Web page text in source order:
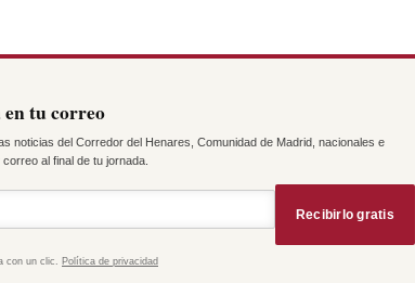
en tu correo
noticias del Corredor del Henares, Comunidad de Madrid, nacionales e
al final de tu jornada.
Recibirlo gratis
con un clic. Política de privacidad